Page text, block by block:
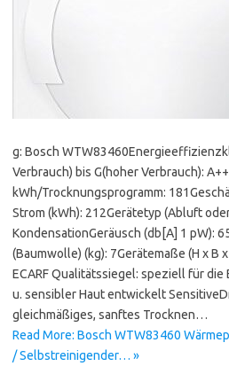
g: Bosch
Verbrauch) bis G(hoher Verbrauch):
kWh/Trocknungsprogramm:
Strom (kWh): 212Gerätetyp (Abluft
KondensationGeräusch (db[A] 1 pW):
(Baumwolle) (kg): 7Gerätemaße (H x B
ECARF Qualitätssiegel: speziell für
u. sensibler Haut entwickelt
gleichmäßiges, sanftes Trocknen…
Read More: Bosch WTW83460
/ Selbstreinigender… »